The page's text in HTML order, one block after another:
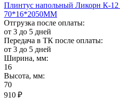
Плинтус напольный Ликорн К-
70*16*2050ММ
Отгрузка после оплаты:
от 3 до 5 дней
Передача в ТК после оплаты:
от 3 до 5 дней
Ширина, мм:
16
Высота, мм:
70
910 ₽